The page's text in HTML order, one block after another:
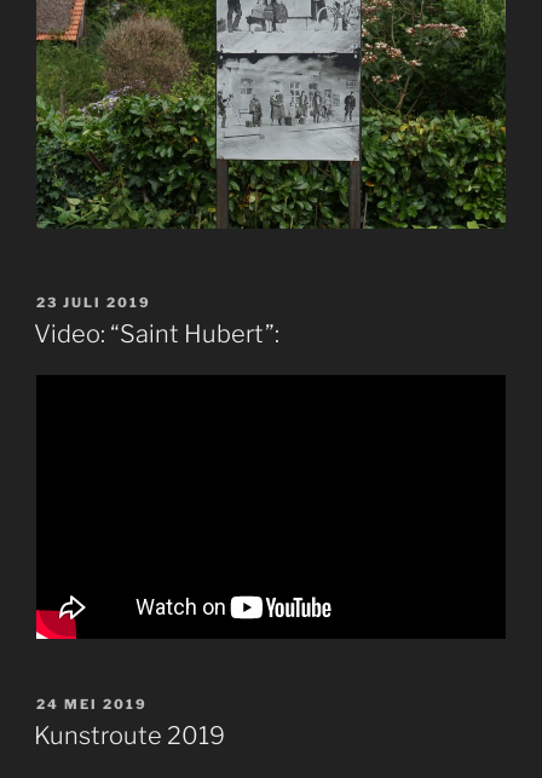
GEPLAATST
OP
23 JULI 2019
Video: “Saint Hubert”:
GEPLAATST
OP
24 MEI 2019
Kunstroute 2019